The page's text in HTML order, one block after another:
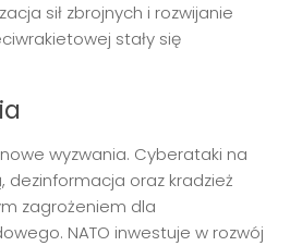
sił zbrojnych i rozwijanie
stały się
wyzwania. Cyberataki na
dezinformacja oraz kradzież
zagrożeniem dla
NATO inwestuje w rozwój